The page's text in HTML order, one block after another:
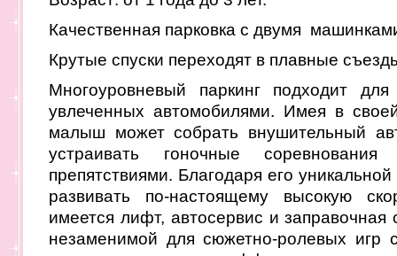
Качественная парковка с двумя
Крутые спуски переходят в плавные
Многоуровневый паркинг подходит
увлеченных автомобилями. Имея в
малыш может собрать внушительный
устраивать гоночные
препятствиями. Благодаря его
развивать по-настоящему высокую
имеется лифт, автосервис и заправочная
незаменимой для сюжетно-ролевых игр